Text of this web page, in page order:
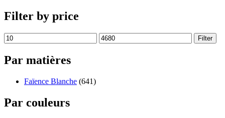
Filter by price
Filter
Par matières
Faïence Blanche (641)
Par couleurs